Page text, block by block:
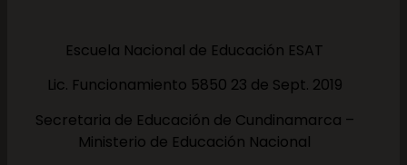
Escuela Nacional de Educación ESAT
Lic. Funcionamiento 5850 23 de Sept. 2019
Secretaria de Educación de Cundinamarca –
Ministerio de Educación Nacional